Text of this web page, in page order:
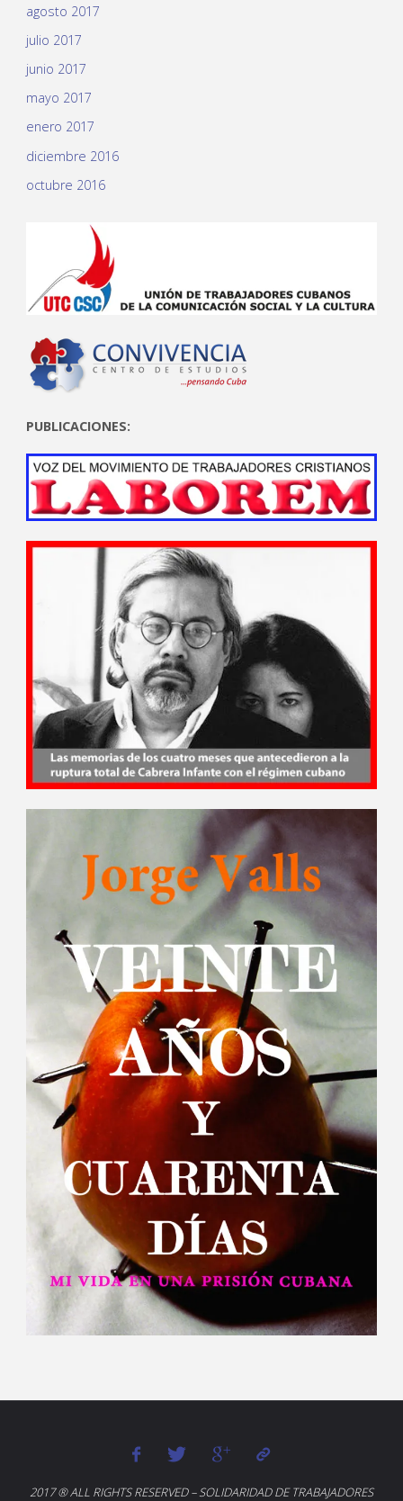
agosto 2017
julio 2017
junio 2017
mayo 2017
enero 2017
diciembre 2016
octubre 2016
PUBLICACIONES:
2017 ® ALL RIGHTS RESERVED – SOLIDARIDAD DE TRABAJADORES